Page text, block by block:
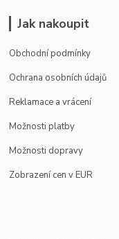
Jak nakoupit
Obchodní podmínky
Ochrana osobních údajů
Reklamace a vrácení
Možnosti platby
Možnosti dopravy
Zobrazení cen v EUR